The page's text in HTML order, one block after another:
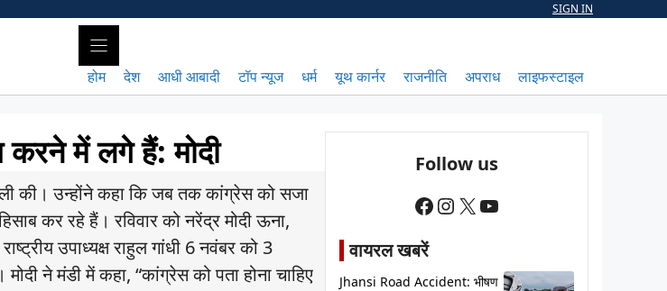
SIGN IN
होम देश आधी आबादी टॉप न्यूज धर्म यूथ कार्नर राजनीति अपराध लाइफस्टाइल
में लगे हैं: मोदी
की। उन्होंने कहा कि जब तक कांग्रेस को सजा
कर रहे हैं। रविवार को नरेंद्र मोदी ऊना,
उपाध्यक्ष राहुल गांधी 6 नवंबर को 3
ने मंडी में कहा, “कांग्रेस को पता होना चाहिए
Follow us
Facebook
Instagram
X YouTube
वायरल खबरें
Jhansi Road Accident: भीषण